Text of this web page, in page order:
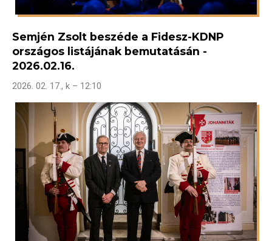
Semjén Zsolt beszéde a Fidesz-KDNP
országos listájának bemutatásán -
2026.02.16.
2026. 02. 17., k – 12:10